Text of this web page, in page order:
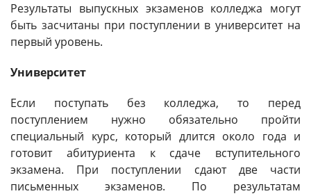
Результаты выпускных экзаменов колледжа могут
быть засчитаны при поступлении в университет на
первый уровень.
Университет
Если поступать без колледжа, то перед
поступлением нужно обязательно пройти
специальный курс, который длится около года и
готовит абитуриента к сдаче вступительного
экзамена. При поступлении сдают две части
письменных экзаменов. По результатам